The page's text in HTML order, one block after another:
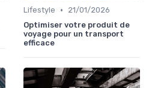
Lifestyle •
21/01/2026
Optimiser votre produit de
voyage pour un transport
efficace